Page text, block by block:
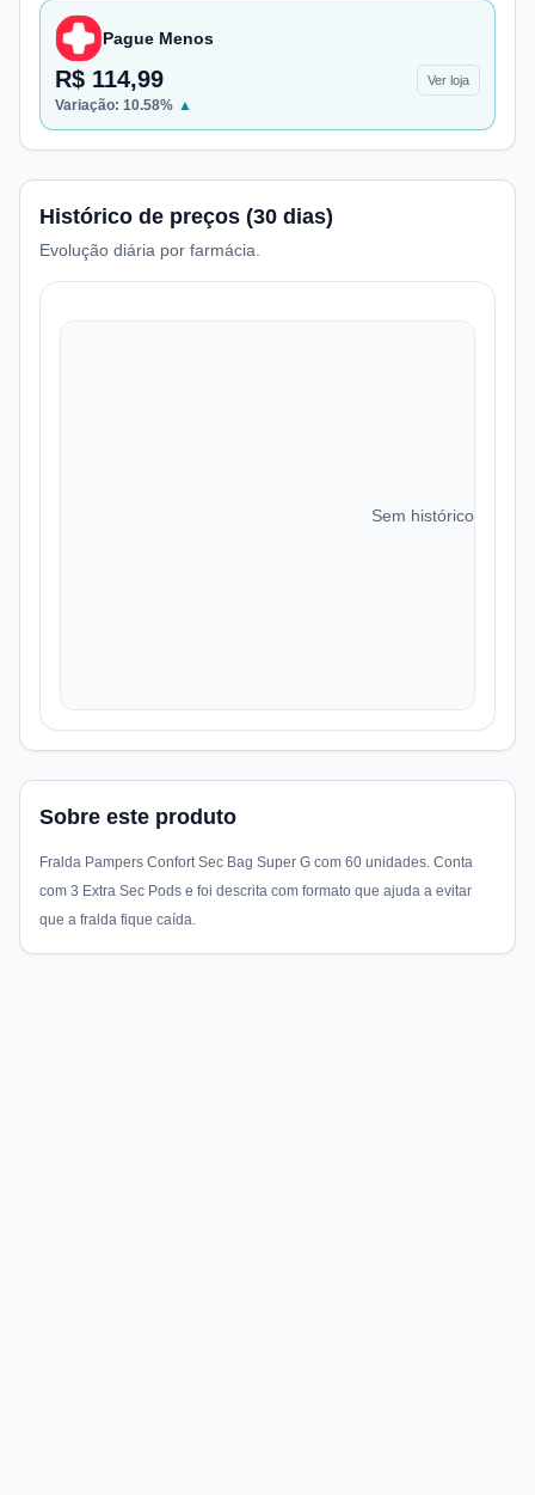
Pague Menos
R$ 114,99 Ver loja
Variação: 10.58% ▲
Histórico de preços (30 dias)
Evolução diária por farmácia.
Sem histórico de
Sobre este produto
Fralda Pampers Confort Sec Bag Super G com 60 unidades. Conta
com 3 Extra Sec Pods e foi descrita com formato que ajuda a evitar
que a fralda fique caída.